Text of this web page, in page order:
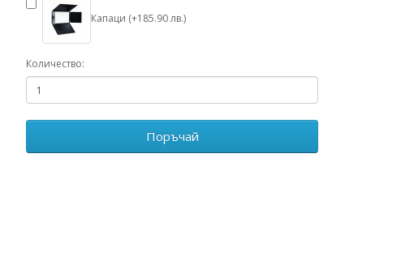
Капаци (+185.90 лв.)
Количество:
Поръчай